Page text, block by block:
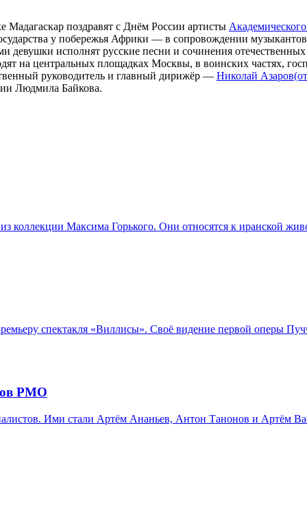
Мадагаскар поздравят с Днём России артисты
у побережья Африки — в сопровождении
девушки исполнят русские песни и сочинения
на центральных площадках Москвы, в воинских частях,
руководитель и главный дирижёр — Николай Азаров
Людмила Байкова.
коллекции Максима Горького. Они относятся к иранской
спектакля «Виллисы». Своё видение первой оперы
РМО
Ими стали Артём Ананьев, Антон Танонов и Артём